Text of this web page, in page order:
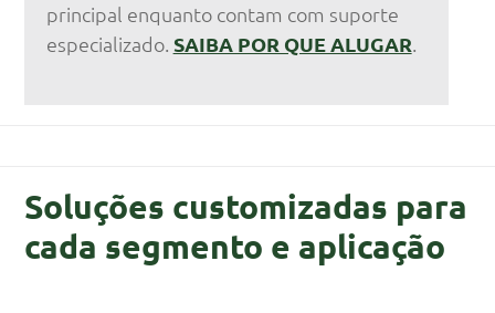
principal enquanto contam com suporte
especializado. SAIBA POR QUE ALUGAR.
Soluções customizadas para
cada segmento e aplicação